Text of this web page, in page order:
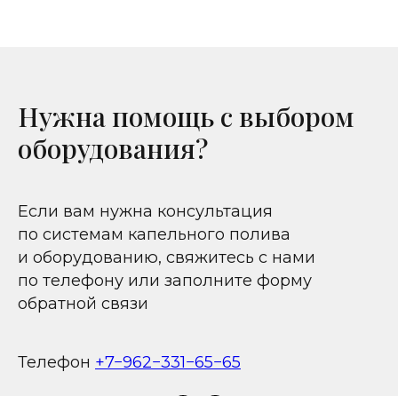
Нужна помощь с выбором
оборудования?
Если вам нужна консультация
по системам капельного полива
и оборудованию, свяжитесь с нами
по телефону или заполните форму
обратной связи
Телефон +7−962−331−65−65